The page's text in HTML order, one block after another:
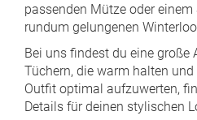
passenden Mütze oder
rundum gelungenen
Bei uns findest du eine große
Tüchern, die warm halten
Outfit optimal aufzuwerten,
Details für deinen stylischen